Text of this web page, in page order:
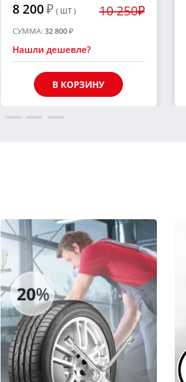
8 200₽ ( ШТ ) 10 250₽
СУММА:32 800₽
Нашли дешевле?
В КОРЗИНУ